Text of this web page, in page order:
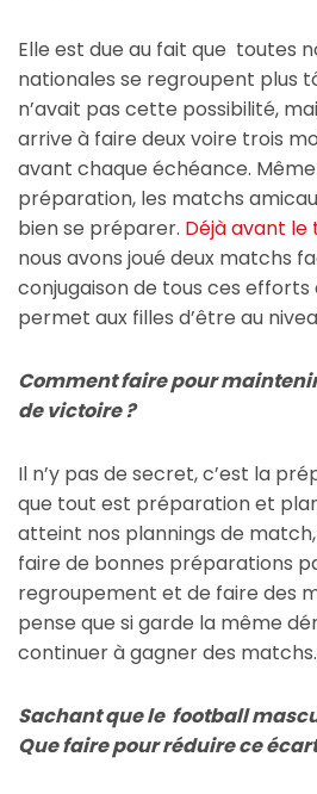
Elle est due au fait que toutes
nationales se regroupent plus
n’avait pas cette possibilité,
arrive à faire deux voire trois
avant chaque échéance.
préparation, les matchs
bien se préparer. Déjà avant le
nous avons joué deux matchs
conjugaison de tous ces
permet aux filles d’être au
Comment faire pour
de victoire ?
Il n’y pas de secret, c’est la
que tout est préparation et
atteint nos plannings de
faire de bonnes préparations
regroupement et de faire des
pense que si garde la même
continuer à gagner des matchs.
Sachant que le football
Que faire pour réduire ce